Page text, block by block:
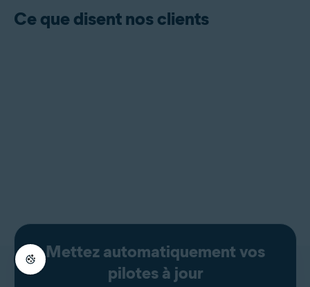
Ce que disent nos clients
Mettez automatiquement vos
pilotes à jour